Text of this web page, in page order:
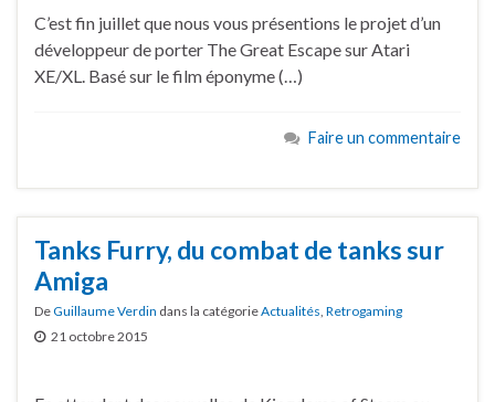
C’est fin juillet que nous vous présentions le projet d’un
développeur de porter The Great Escape sur Atari
XE/XL. Basé sur le film éponyme (…)
Faire un commentaire
Tanks Furry, du combat de tanks sur
Amiga
DeGuillaume Verdin dans la catégorieActualités Retrogaming
21 octobre 2015